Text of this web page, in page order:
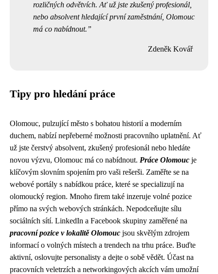
rozličných odvětvích. Ať už jste zkušený profesionál,
nebo absolvent hledající první zaměstnání, Olomouc
má co nabídnout.
Zdeněk Kovář
Tipy pro hledání práce
Olomouc, pulzující město s bohatou historií a moderním
duchem, nabízí nepřeberné možnosti pracovního uplatnění. Ať
už jste čerstvý absolvent, zkušený profesionál nebo hledáte
novou výzvu, Olomouc má co nabídnout. Práce Olomouc je
klíčovým slovním spojením pro vaši rešerši. Zaměřte se na
webové portály s nabídkou práce, které se specializují na
olomoucký region. Mnoho firem také inzeruje volné pozice
přímo na svých webových stránkách. Nepodceňujte sílu
sociálních sítí. LinkedIn a Facebook skupiny zaměřené na
pracovní pozice v lokalitě Olomouc jsou skvělým zdrojem
informací o volných místech a trendech na trhu práce. Buďte
aktivní, oslovujte personalisty a dejte o sobě vědět. Účast na
pracovních veletrzích a networkingových akcích vám umožní